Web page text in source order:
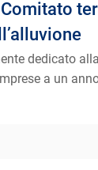
dedicato
a un